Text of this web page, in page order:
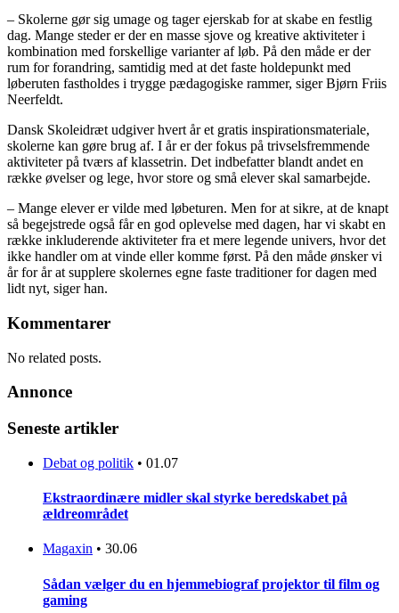
– Skolerne gør sig umage og tager ejerskab for at skabe en festlig
dag. Mange steder er der en masse sjove og kreative aktiviteter i
kombination med forskellige varianter af løb. På den måde er der
rum for forandring, samtidig med at det faste holdepunkt med
løberuten fastholdes i trygge pædagogiske rammer, siger Bjørn Friis
Neerfeldt.
Dansk Skoleidræt udgiver hvert år et gratis inspirationsmateriale,
skolerne kan gøre brug af. I år er der fokus på trivselsfremmende
aktiviteter på tværs af klassetrin. Det indbefatter blandt andet en
række øvelser og lege, hvor store og små elever skal samarbejde.
– Mange elever er vilde med løbeturen. Men for at sikre, at de knapt
så begejstrede også får en god oplevelse med dagen, har vi skabt en
række inkluderende aktiviteter fra et mere legende univers, hvor det
ikke handler om at vinde eller komme først. På den måde ønsker vi
år for år at supplere skolernes egne faste traditioner for dagen med
lidt nyt, siger han.
Kommentarer
No related posts.
Annonce
Seneste artikler
Debat og politik • 01.07
Ekstraordinære midler skal styrke beredskabet på
ældreområdet
Magaxin • 30.06
Sådan vælger du en hjemmebiograf projektor til film og
gaming